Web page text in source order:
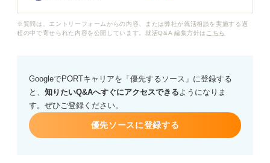
ていただいた企業へ失礼のないお礼メールを送るための
※質問は、エントリーフォームからの内容、または弊社が就活相談を実施する過
程の中で寄せられた内容を公開しています。就活Q&A 編集方針は こちら
GoogleでPORTキャリアを「優先するソース」に登録する
と、 知りたいQ&Aへすぐにアクセスできるようになりま
す。ぜひご登録ください。
優先ソースに登録する